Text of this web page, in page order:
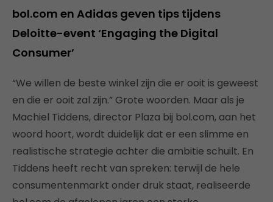
bol.com en Adidas geven tips tijdens
Deloitte-event ‘Engaging the Digital
Consumer’
“We willen de beste winkel zijn die er ooit is geweest
en die er ooit zal zijn.” Grote woorden. Maar als je
Machiel Tiddens, director Plaza bij bol.com, aan het
woord hoort, wordt duidelijk dat er een slimme en
realistische strategie achter die ambitie schuilt. En
Tiddens heeft recht van spreken: terwijl de hele
consumentenmarkt onder druk staat, realiseerde